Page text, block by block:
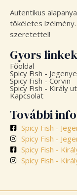
Autentikus
tökéletes ízélmény.
szeretettel!
Gyors linkek
Főoldal
Spicy Fish -
Spicy Fish - Corvin
Spicy Fish - Király
Kapcsolat
További
Spicy Fish -
Spicy Fish -
Spicy Fish -
Spicy Fish -